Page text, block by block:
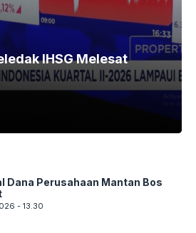
IHSG Melesat
Dana Perusahaan Mantan Bos
- 13.30